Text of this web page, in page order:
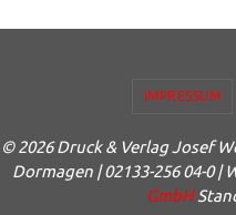
IMPRESSUM
© 2026 Druck & Verlag Josef
Dormagen | 02133-256 04-0
GmbH